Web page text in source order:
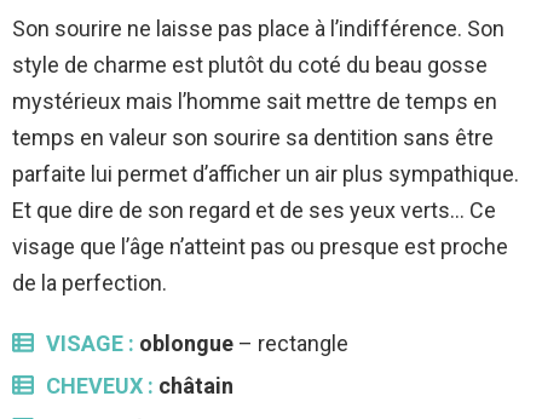
Son sourire ne laisse pas place à l’indifférence. Son
style de charme est plutôt du coté du beau gosse
mystérieux mais l’homme sait mettre de temps en
temps en valeur son sourire sa dentition sans être
parfaite lui permet d’afficher un air plus sympathique.
Et que dire de son regard et de ses yeux verts… Ce
visage que l’âge n’atteint pas ou presque est proche
de la perfection.
VISAGE : oblongue – rectangle
CHEVEUX : châtain